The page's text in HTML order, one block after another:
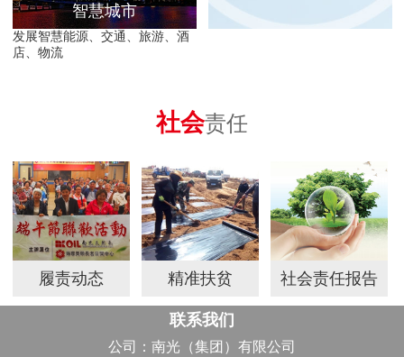
智慧城市
发展智慧能源、交通、旅游、酒
店、物流
社会责任
履责动态 精准扶贫 社会责任报告
联系我们
公司：南光（集团）有限公司